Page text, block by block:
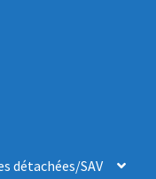
détachées/SAV